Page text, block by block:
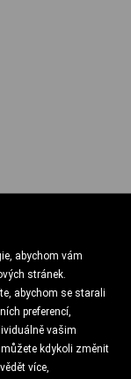
abychom vám
stránek.
abychom se starali
preferencí,
vašim
kdykoli změnit
více,